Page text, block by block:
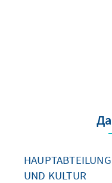
UND KULTUR